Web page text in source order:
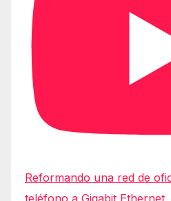
Reformando una red de